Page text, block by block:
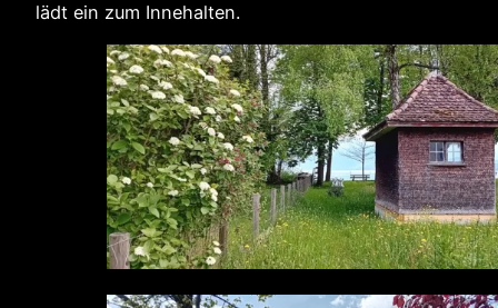
lädt ein zum Innehalten.